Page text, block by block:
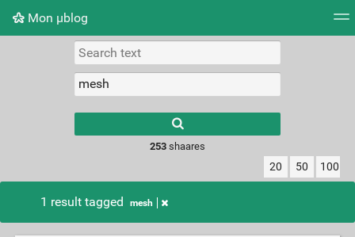
Mon μblog
Picture wall
results.
253shaares
20 50 100
1 result tagged mesh